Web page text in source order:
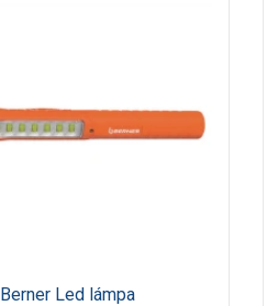
Berner Led lámpa